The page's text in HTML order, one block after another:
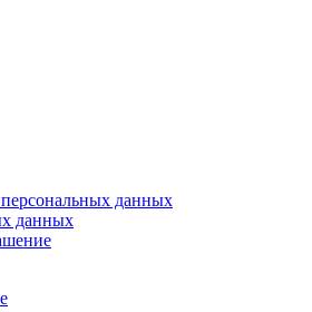
данных
данных